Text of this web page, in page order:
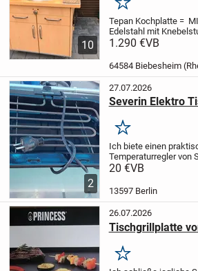
10
Merken
Tepan Kochplatte =
Edelstahl mit
eingebaut siehe Fotos
Temperaturen Direkt
bietet gesünderes...
1.290 €VB
64584 Biebesheim
2
27.07.2026
Severin Elektro
Merken
Ich biete einen
Temperaturregler von
leichte
20 €VB
13597 Berlin
26.07.2026
Tischgrillplatte
Merken